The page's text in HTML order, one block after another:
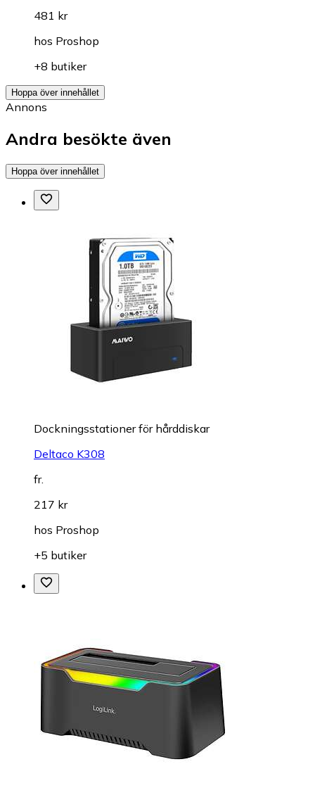
481 kr
hos Proshop
+8 butiker
Hoppa över innehållet
Annons
Andra besökte även
Hoppa över innehållet
Dockningsstationer för hårddiskar
Deltaco K308
fr.
217 kr
hos Proshop
+5 butiker